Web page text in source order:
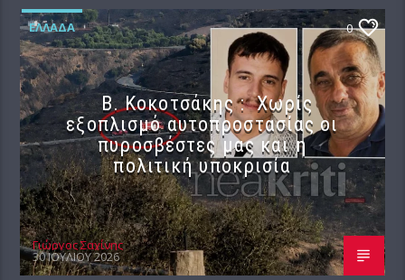
ΕΛΛΆΔΑ 0
Β. Κοκοτσάκης : Χωρίς
εξοπλισμό αυτοπροστασίας οι
πυροσβέστες μας και η
πολιτική υποκρισία
Γιώργος Σαχίνης
30 ΙΟΥΛΊΟΥ 2026